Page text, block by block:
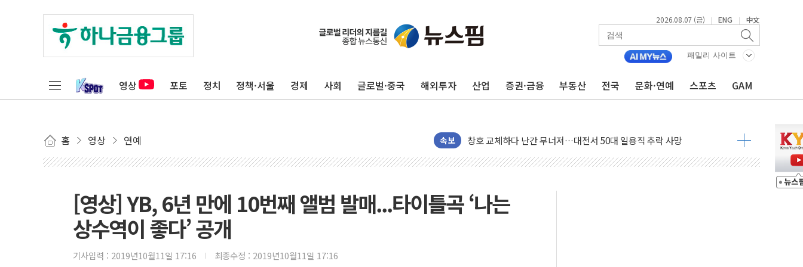
2026.08.07 (금) | ENG | 中文
패밀리 사이트
영상 포토 정치 정책·서울 경제 사회 글로벌·중국 해외투자 산업 증권·금융 부동산 전국 문화·연예 스포츠 GAM
홈 영상 연예 속보
"최대 2시간 앞서 침수 예측"…건설연, AI 위험기상 기술 개발
창호 교체하다 난간 무너져…대전서 50대 일용직 추락 사망
[속보] 종합특검, '尹 관저 이전 감사 무마' 유병호 감사위원 구속 기소
AI에 승부 건 네이버…내년 AI 팩토리 매출 본격화
日, 4~6월 105조원 환시 개입...4월 말 '56조원' 사상 최대
[영상] YB, 6년 만에 10번째 앨범 발매...타이틀곡 ‘나는
상수역이 좋다’ 공개
기사입력 : 2019년10월11일 17:16 최종수정 : 2019년10월11일 17:16